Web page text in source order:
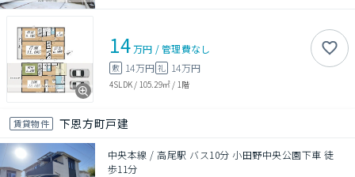
14万円 /管理費なし
敷 14万円 礼 14万円
4SLDK / 105.29㎡ / 1階
賃貸物件 下恩方町戸建
中央本線 / 高尾駅 バス10分 小田野中央公園下車 徒
歩11分